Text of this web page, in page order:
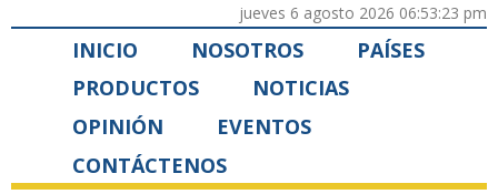
jueves 6 agosto 2026 06:53:23 pm
INICIO NOSOTROS
PAÍSES
PRODUCTOS
NOTICIAS
OPINIÓN
EVENTOS
CONTÁCTENOS